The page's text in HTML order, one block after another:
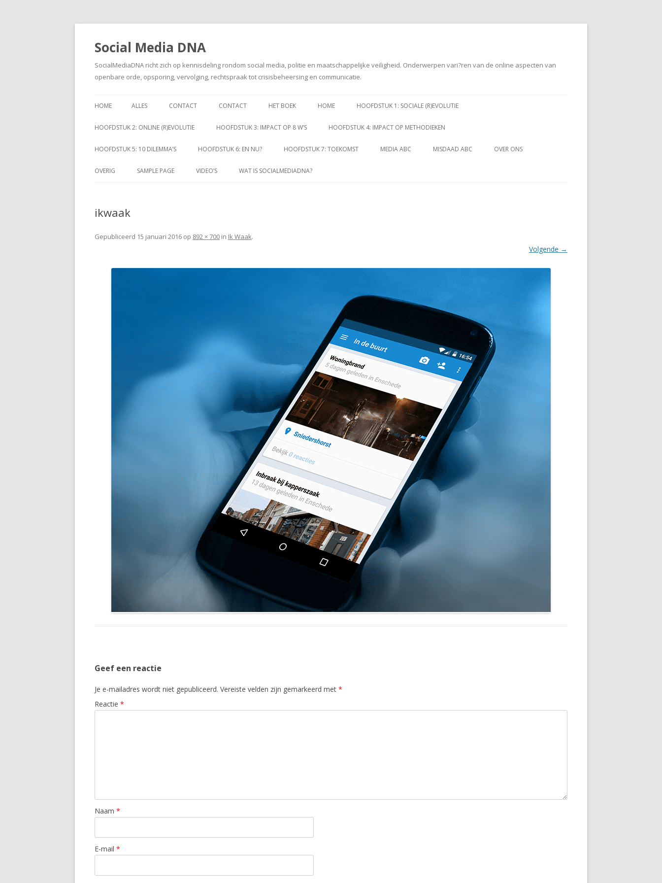
Social Media DNA
SocialMediaDNA richt zich op kennisdeling rondom social media, politie en maatschappelijke veiligheid. Onderwerpen vari?ren van de online aspecten van
openbare orde, opsporing, vervolging, rechtspraak tot crisisbeheersing en communicatie.
naar
HOME ALLES CONTACT CONTACT HET BOEK HOME HOOFDSTUK 1: SOCIALE (R)EVOLUTIE
HOOFDSTUK 2: ONLINE (R)EVOLUTIE HOOFDSTUK 3: IMPACT OP 8 W’S HOOFDSTUK 4: IMPACT OP METHODIEKEN
HOOFDSTUK 5: 10 DILEMMA’S HOOFDSTUK 6: EN NU? HOOFDSTUK 7: TOEKOMST MEDIA ABC MISDAAD ABC OVER ONS
OVERIG SAMPLE PAGE VIDEO’S WAT IS SOCIALMEDIADNA?
ikwaak
Gepubliceerd 15 januari 2016 op 892 × 700 in Ik Waak.
Volgende →
Geef een reactie
Je e-mailadres wordt niet gepubliceerd. Vereiste velden zijn gemarkeerd met *
Reactie *
Naam *
E-mail *